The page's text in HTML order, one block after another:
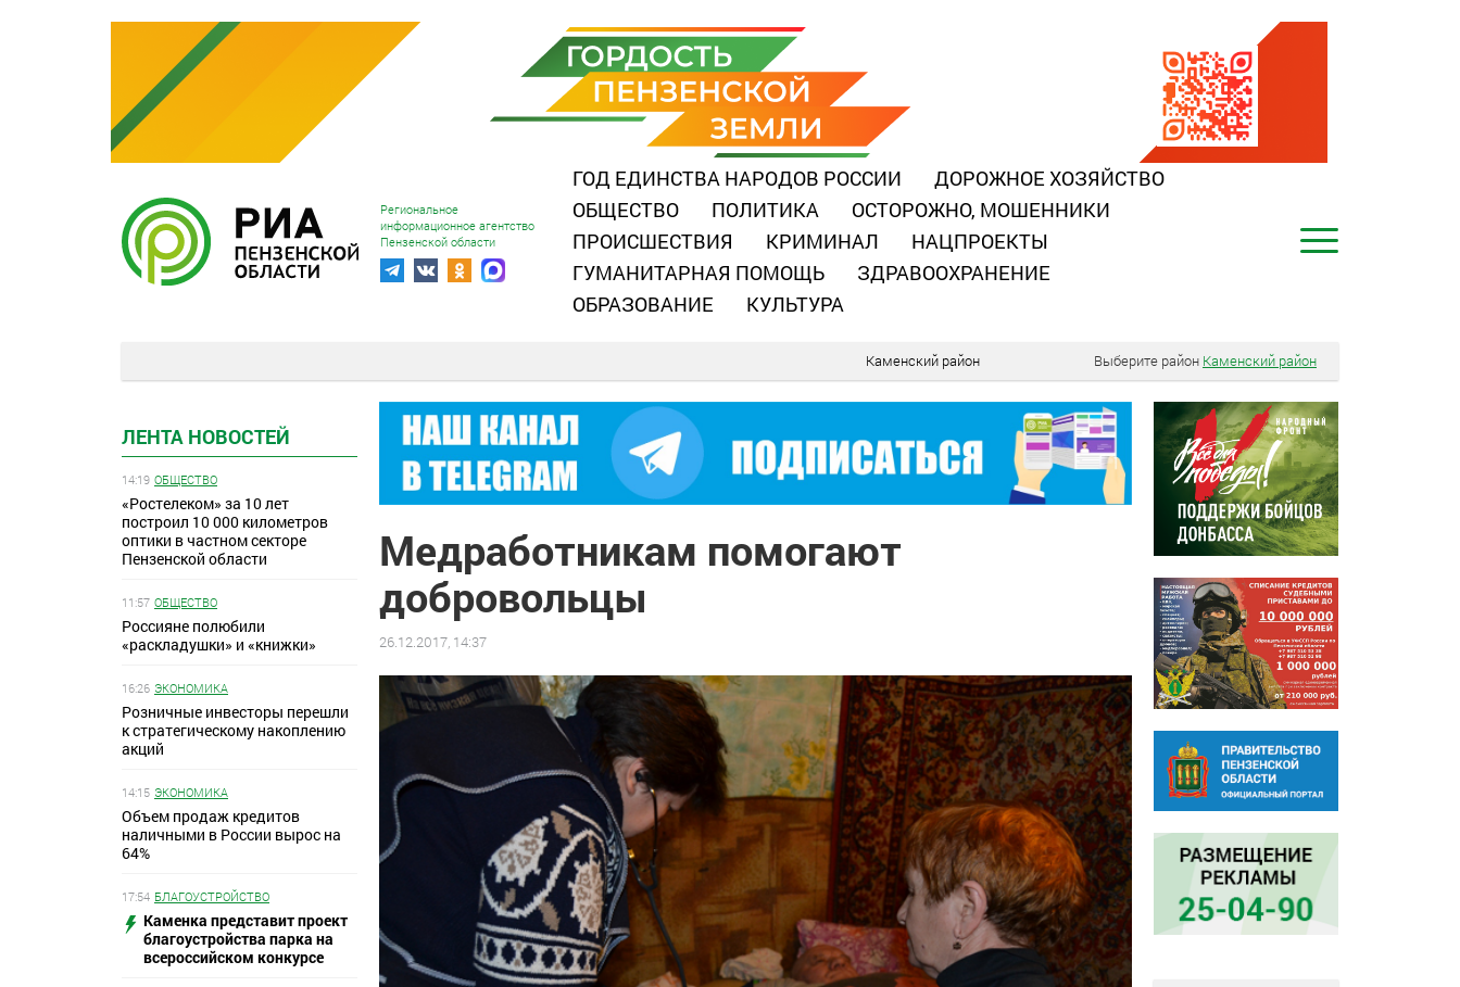
Региональное
информационное агентство
Пензенской области
ГОД ЕДИНСТВА НАРОДОВ РОССИИ
ДОРОЖНОЕ ХОЗЯЙСТВО
ОБЩЕСТВО
ПОЛИТИКА
ОСТОРОЖНО, МОШЕННИКИ
ПРОИСШЕСТВИЯ
КРИМИНАЛ
НАЦПРОЕКТЫ
ГУМАНИТАРНАЯ ПОМОЩЬ
ЗДРАВООХРАНЕНИЕ
ОБРАЗОВАНИЕ
КУЛЬТУРА
Каменский район Выберите район Каменский район
ЛЕНТА НОВОСТЕЙ
14:19 ОБЩЕСТВО
«Ростелеком» за 10 лет
построил 10 000 километров
оптики в частном секторе
Пензенской области
11:57 ОБЩЕСТВО
Россияне полюбили
«раскладушки» и «книжки»
16:26 ЭКОНОМИКА
Розничные инвесторы перешли
к стратегическому накоплению
акций
14:15 ЭКОНОМИКА
Объем продаж кредитов
наличными в России вырос на
64%
17:54 БЛАГОУСТРОЙСТВО
Каменка представит проект
благоустройства парка на
всероссийском конкурсе
Медработникам помогают
добровольцы
26.12.2017, 14:37